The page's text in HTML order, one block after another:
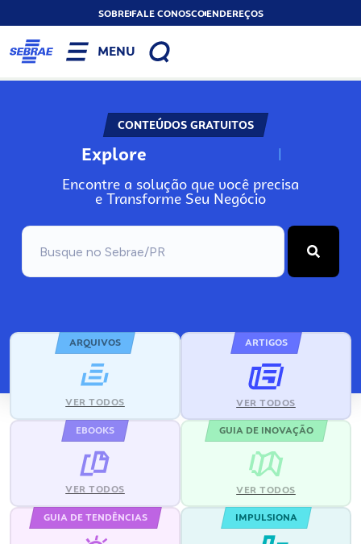
SOBREFALE CONOSCOENDEREÇOS
MENU
CONTEÚDOS GRATUITOS
Explore N
Encontre a solução que você precisa
e Transforme Seu Negócio
ARQUIVOS
VER TODOS
ARTIGOS
VER TODOS
EBOOKS
VER TODOS
GUIA DE INOVAÇÃO
VER TODOS
GUIA DE TENDÊNCIAS IMPULSIONA